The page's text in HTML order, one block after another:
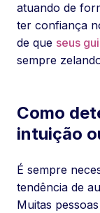
atuando de
ter confiança
de que seus
sempre
Como
intuição
É sempre
tendência de
Muitas